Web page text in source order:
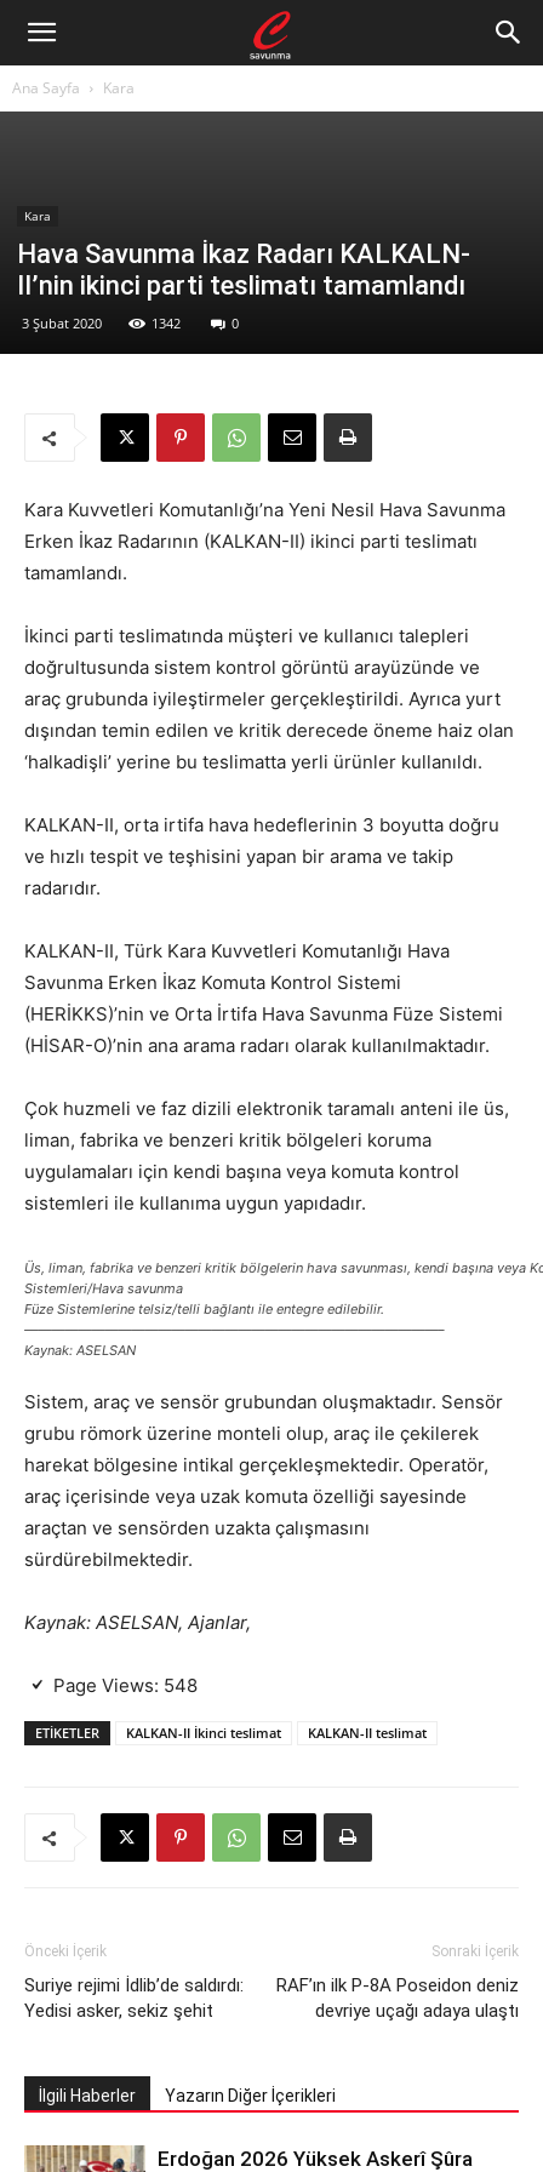
Ana Sayfa Kara
Kara
Hava Savunma İkaz Radarı KALKALN-
II’nin ikinci parti teslimatı tamamlandı
3 Şubat 2020 1342 0
Kara Kuvvetleri Komutanlığı’na Yeni Nesil Hava Savunma
Erken İkaz Radarının (KALKAN-II) ikinci parti teslimatı
tamamlandı.
İkinci parti teslimatında müşteri ve kullanıcı talepleri
doğrultusunda sistem kontrol görüntü arayüzünde ve
araç grubunda iyileştirmeler gerçekleştirildi. Ayrıca yurt
dışından temin edilen ve kritik derecede öneme haiz olan
‘halkadişli’ yerine bu teslimatta yerli ürünler kullanıldı.
KALKAN-II, orta irtifa hava hedeflerinin 3 boyutta doğru
ve hızlı tespit ve teşhisini yapan bir arama ve takip
radarıdır.
KALKAN-II, Türk Kara Kuvvetleri Komutanlığı Hava
Savunma Erken İkaz Komuta Kontrol Sistemi
(HERİKKS)’nin ve Orta İrtifa Hava Savunma Füze Sistemi
(HİSAR-O)’nin ana arama radarı olarak kullanılmaktadır.
Çok huzmeli ve faz dizili elektronik taramalı anteni ile üs,
liman, fabrika ve benzeri kritik bölgeleri koruma
uygulamaları için kendi başına veya komuta kontrol
sistemleri ile kullanıma uygun yapıdadır.
Üs, liman, fabrika ve benzeri kritik bölgelerin hava savunması, kendi başına veya
Sistemleri/Hava savunma
Füze Sistemlerine telsiz/telli bağlantı ile entegre edilebilir.
———————————————————————————————–
Kaynak: ASELSAN
Sistem, araç ve sensör grubundan oluşmaktadır. Sensör
grubu römork üzerine monteli olup, araç ile çekilerek
harekat bölgesine intikal gerçekleşmektedir. Operatör,
araç içerisinde veya uzak komuta özelliği sayesinde
araçtan ve sensörden uzakta çalışmasını
sürdürebilmektedir.
Kaynak: ASELSAN, Ajanlar,
Page Views: 548
ETIKETLER KALKAN-II İkinci teslimat KALKAN-II teslimat
Önceki İçerik
Suriye rejimi İdlib’de saldırdı:
Yedisi asker, sekiz şehit
Sonraki İçerik
RAF’ın ilk P-8A Poseidon deniz
devriye uçağı adaya ulaştı
İlgili Haberler Yazarın Diğer İçerikleri
Erdoğan 2026 Yüksek Askerî Şûra